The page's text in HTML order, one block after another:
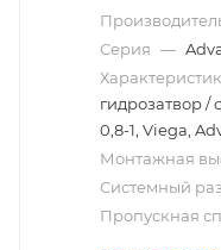
Серия —
гидрозатвор /
0,8-1, Viega,
Монтажная
Системный
Пропускная